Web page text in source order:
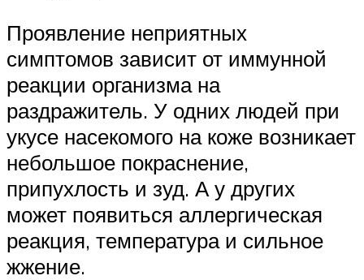
Проявление неприятных
симптомов зависит от иммунной
реакции организма на
раздражитель. У одних людей при
укусе насекомого на коже возникает
небольшое покраснение,
припухлость и зуд. А у других
может появиться аллергическая
реакция, температура и сильное
жжение.